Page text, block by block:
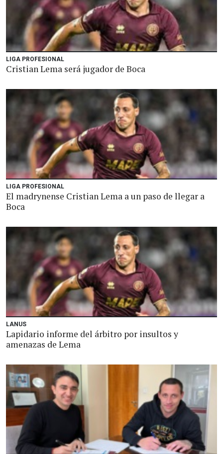
LIGA PROFESIONAL
Cristian Lema será jugador de Boca
LIGA PROFESIONAL
El madrynense Cristian Lema a un paso de llegar a
Boca
LANUS
Lapidario informe del árbitro por insultos y
amenazas de Lema